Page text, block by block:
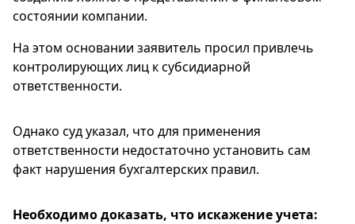
состоянии компании.
На этом основании заявитель просил привлечь
контролирующих лиц к субсидиарной
ответственности.
Однако суд указал, что для применения
ответственности недостаточно установить сам
факт нарушения бухгалтерских правил.
Необходимо доказать, что искажение учета: